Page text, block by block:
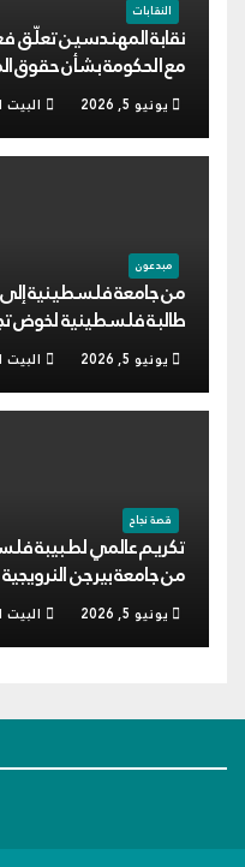
النقابات
نقابة المهندسين تعلّق
مع الحكومة بشأن حقوق
يونيو 5, 2026
مبدعون
من جامعة فلسطينية
طالبة فلسطينية لخوض
يونيو 5, 2026
قصة نجاح
تكريم عالمي لطبيبة
من جامعة بيرجن النرويجية
يونيو 5, 2026